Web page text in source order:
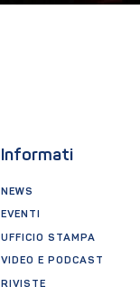
Informati
NEWS
EVENTI
UFFICIO STAMPA
VIDEO E PODCAST
RIVISTE